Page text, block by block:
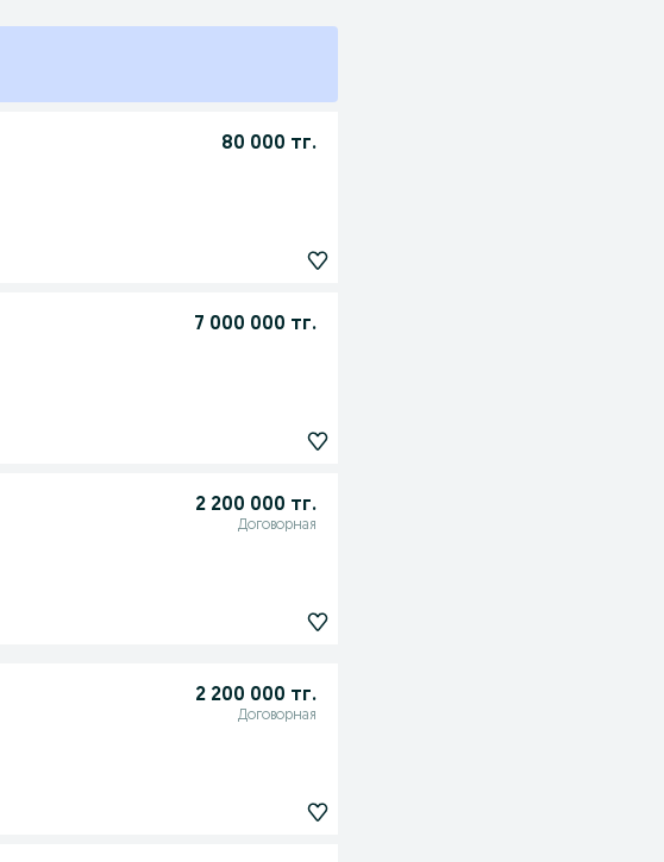
80 000 тг.
7 000 000 тг.
2 200 000 тг.
Договорная
2 200 000 тг.
Договорная